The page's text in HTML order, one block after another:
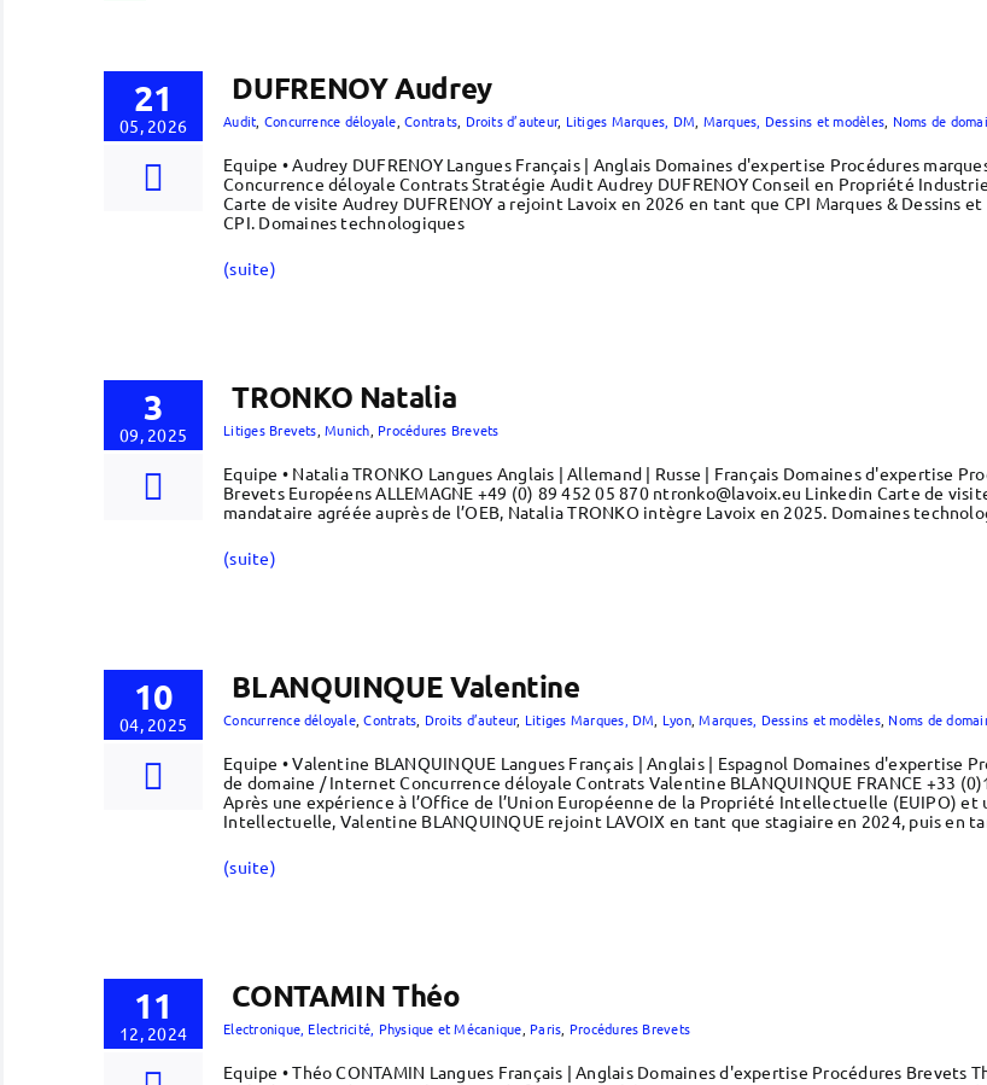
21
05, 2026
DUFRENOY Audrey
Audit Concurrence déloyale ,Contrats Droits d’auteur, Litiges Marques, DM Marques, Dessins et modèles Noms de
Equipe • Audrey DUFRENOY Langues Français | Anglais Domaines d'expertise Procédures
Concurrence déloyale Contrats Stratégie Audit Audrey DUFRENOY Conseil en Propriété
Carte de visite Audrey DUFRENOY a rejoint Lavoix en 2026 en tant que CPI Marques & Dessins
CPI. Domaines technologiques
(suite)
3
09, 2025
TRONKO Natalia
Litiges Brevets ,Munich Procédures Brevets
Equipe • Natalia TRONKO Langues Anglais | Allemand | Russe | Français Domaines d'expertise
Brevets Européens ALLEMAGNE +49 (0) 89 452 05 870 ntronko@lavoix.eu Linkedin Carte de
mandataire agréée auprès de l’OEB, Natalia TRONKO intègre Lavoix en 2025. Domaines
(suite)
10
04, 2025
BLANQUINQUE Valentine
Concurrence déloyale,Contrats Droits d’auteur, Litiges Marques, DM Lyon,Marques, Dessins et modèles, Noms de
Equipe • Valentine BLANQUINQUE Langues Français | Anglais | Espagnol Domaines d'expertise
de domaine / Internet Concurrence déloyale Contrats Valentine BLANQUINQUE FRANCE +33
Après une expérience à l’Office de l’Union Européenne de la Propriété Intellectuelle (EUIPO)
Intellectuelle, Valentine BLANQUINQUE rejoint LAVOIX en tant que stagiaire en 2024, puis en
(suite)
11
12, 2024
CONTAMIN Théo
Electronique, Electricité, Physique et Mécanique Paris Procédures Brevets
Equipe • Théo CONTAMIN Langues Français | Anglais Domaines d'expertise Procédures Brevets